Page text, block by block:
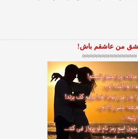
من عاشقم باش!
≈≈≈≈≈≈≈≈≈≈≈≈≈≈